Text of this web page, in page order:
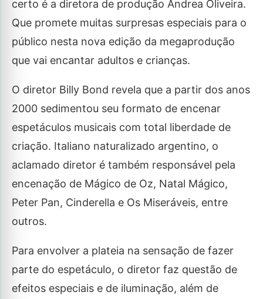
certo é a diretora de produção Andrea Oliveira.
Que promete muitas surpresas especiais para o
público nesta nova edição da megaprodução
que vai encantar adultos e crianças.
O diretor Billy Bond revela que a partir dos anos
2000 sedimentou seu formato de encenar
espetáculos musicais com total liberdade de
criação. Italiano naturalizado argentino, o
aclamado diretor é também responsável pela
encenação de Mágico de Oz, Natal Mágico,
Peter Pan, Cinderella e Os Miseráveis, entre
outros.
Para envolver a plateia na sensação de fazer
parte do espetáculo, o diretor faz questão de
efeitos especiais e de iluminação, além de